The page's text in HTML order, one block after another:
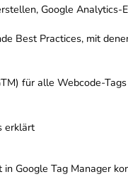
Google
Best Practices, mit
für alle Webcode-Tags
erklärt
Google Tag Manager